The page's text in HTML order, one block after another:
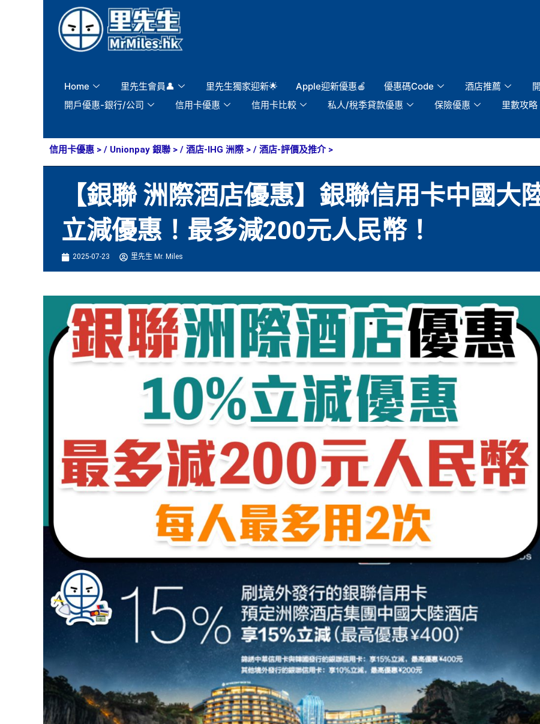
Home 里先生會員👤 里先生獨家迎新🌟 Apple迎新優惠🍎 優惠碼Code 酒店推薦
開戶優惠-銀行/公司
信用卡優惠 信用卡比較 私人/稅季貸款優惠 保險優惠 里數攻略
信用卡優惠 > / Unionpay 銀聯 > / 酒店-IHG 洲際> / 酒店-評價及推介>
【銀聯 洲際酒店優惠】銀聯信用卡中國大
立減優惠！最多減200元人民幣！
2025-07-23 里先生 Mr. Miles